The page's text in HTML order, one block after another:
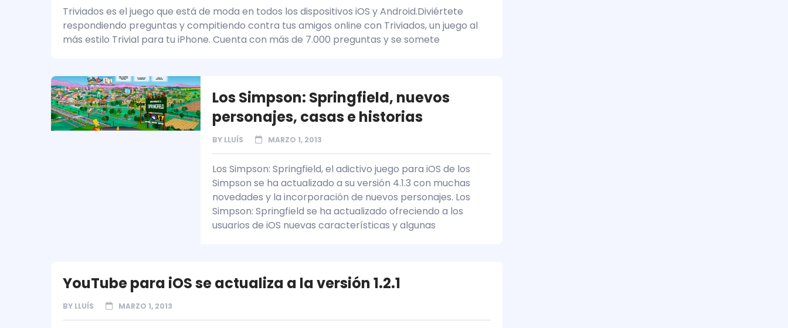
Triviados es el juego que está de moda en todos los dispositivos iOS y Android.Diviértete
respondiendo preguntas y compitiendo contra tus amigos online con Triviados, un juego al
más estilo Trivial para tu iPhone. Cuenta con más de 7.000 preguntas y se somete
Los Simpson: Springfield, nuevos
personajes, casas e historias
BY LLUÍS MARZO 1, 2013
Los Simpson: Springfield, el adictivo juego para iOS de los
Simpson se ha actualizado a su versión 4.1.3 con muchas
novedades y la incorporación de nuevos personajes. Los
Simpson: Springfield se ha actualizado ofreciendo a los
usuarios de iOS nuevas características y algunas
YouTube para iOS se actualiza a la versión 1.2.1
BY LLUÍS MARZO 1, 2013